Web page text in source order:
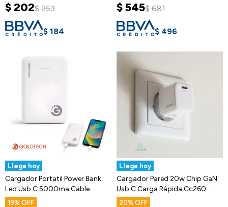
$202$ 253
$ 184
$545$ 681
$ 496
Llega hoy
Cargador Portatil Power Bank
Led Usb C 5000ma Cable
Goldtech
19
Llega hoy
Cargador Pared 20w Chip GaN
Usb C Carga Rápida Cc260
Usams
20